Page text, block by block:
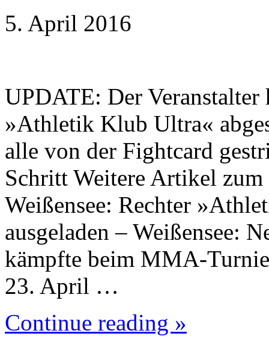
5. April 2016
UPDATE: Der Veranstalter
»Athletik Klub Ultra«
alle von der Fightcard
Schritt Weitere Artikel
Weißensee: Rechter
ausgeladen – Weißensee:
kämpfte beim MMA-
23. April …
Continue reading »